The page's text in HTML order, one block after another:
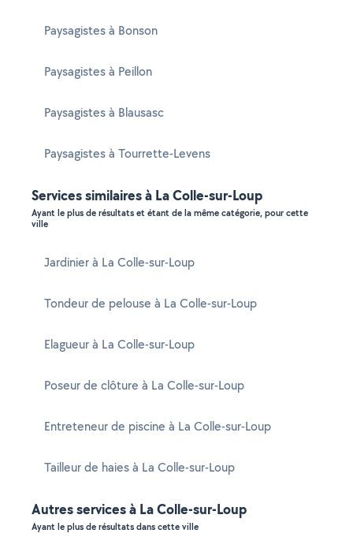
Paysagistes à Bonson
Paysagistes à Peillon
Paysagistes à Blausasc
Paysagistes à Tourrette-Levens
Services similaires à La Colle-sur-Loup
Ayant le plus de résultats et étant de la même catégorie, pour cette
ville
Jardinier à La Colle-sur-Loup
Tondeur de pelouse à La Colle-sur-Loup
Elagueur à La Colle-sur-Loup
Poseur de clôture à La Colle-sur-Loup
Entreteneur de piscine à La Colle-sur-Loup
Tailleur de haies à La Colle-sur-Loup
Autres services à La Colle-sur-Loup
Ayant le plus de résultats dans cette ville